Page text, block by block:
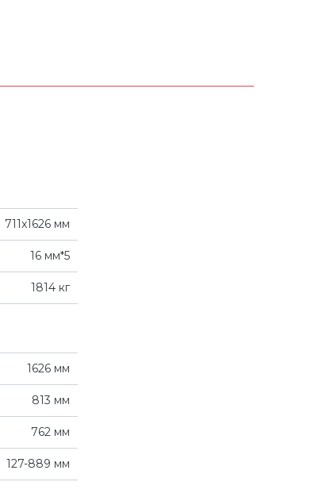
711x1626 мм
16 мм*5
1814 кг
1626 мм
813 мм
762 мм
127-889 мм